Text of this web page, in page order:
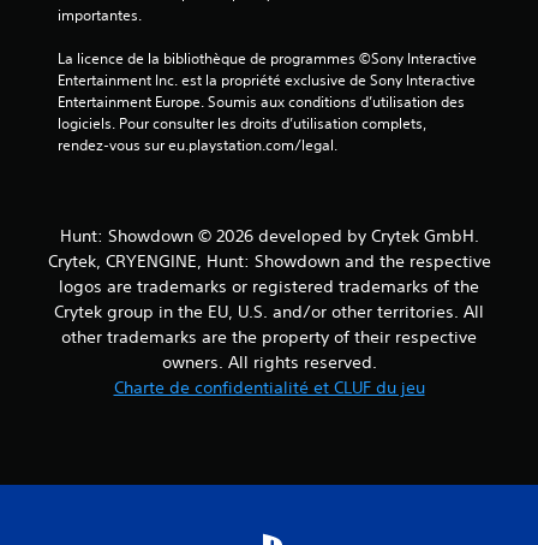
0
i
s
)
importantes.
La licence de la bibliothèque de programmes ©Sony Interactive
Entertainment Inc. est la propriété exclusive de Sony Interactive
Entertainment Europe. Soumis aux conditions d’utilisation des
logiciels. Pour consulter les droits d’utilisation complets,
rendez-vous sur eu.playstation.com/legal.
Hunt: Showdown © 2026 developed by Crytek GmbH.
Crytek, CRYENGINE, Hunt: Showdown and the respective
logos are trademarks or registered trademarks of the
Crytek group in the EU, U.S. and/or other territories. All
other trademarks are the property of their respective
owners. All rights reserved.
Charte de confidentialité et CLUF du jeu